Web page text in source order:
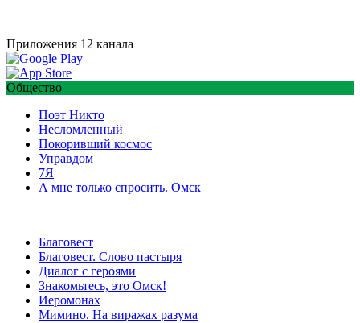
Приложения 12 канала
Общество
Поэт Никто
Несломленный
Покоривший космос
Управдом
7Я
А мне только спросить. Омск
Благовест
Благовест. Слово пастыря
Диалог с героями
Знакомьтесь, это Омск!
Иеромонах
Мимино. На виражах разума